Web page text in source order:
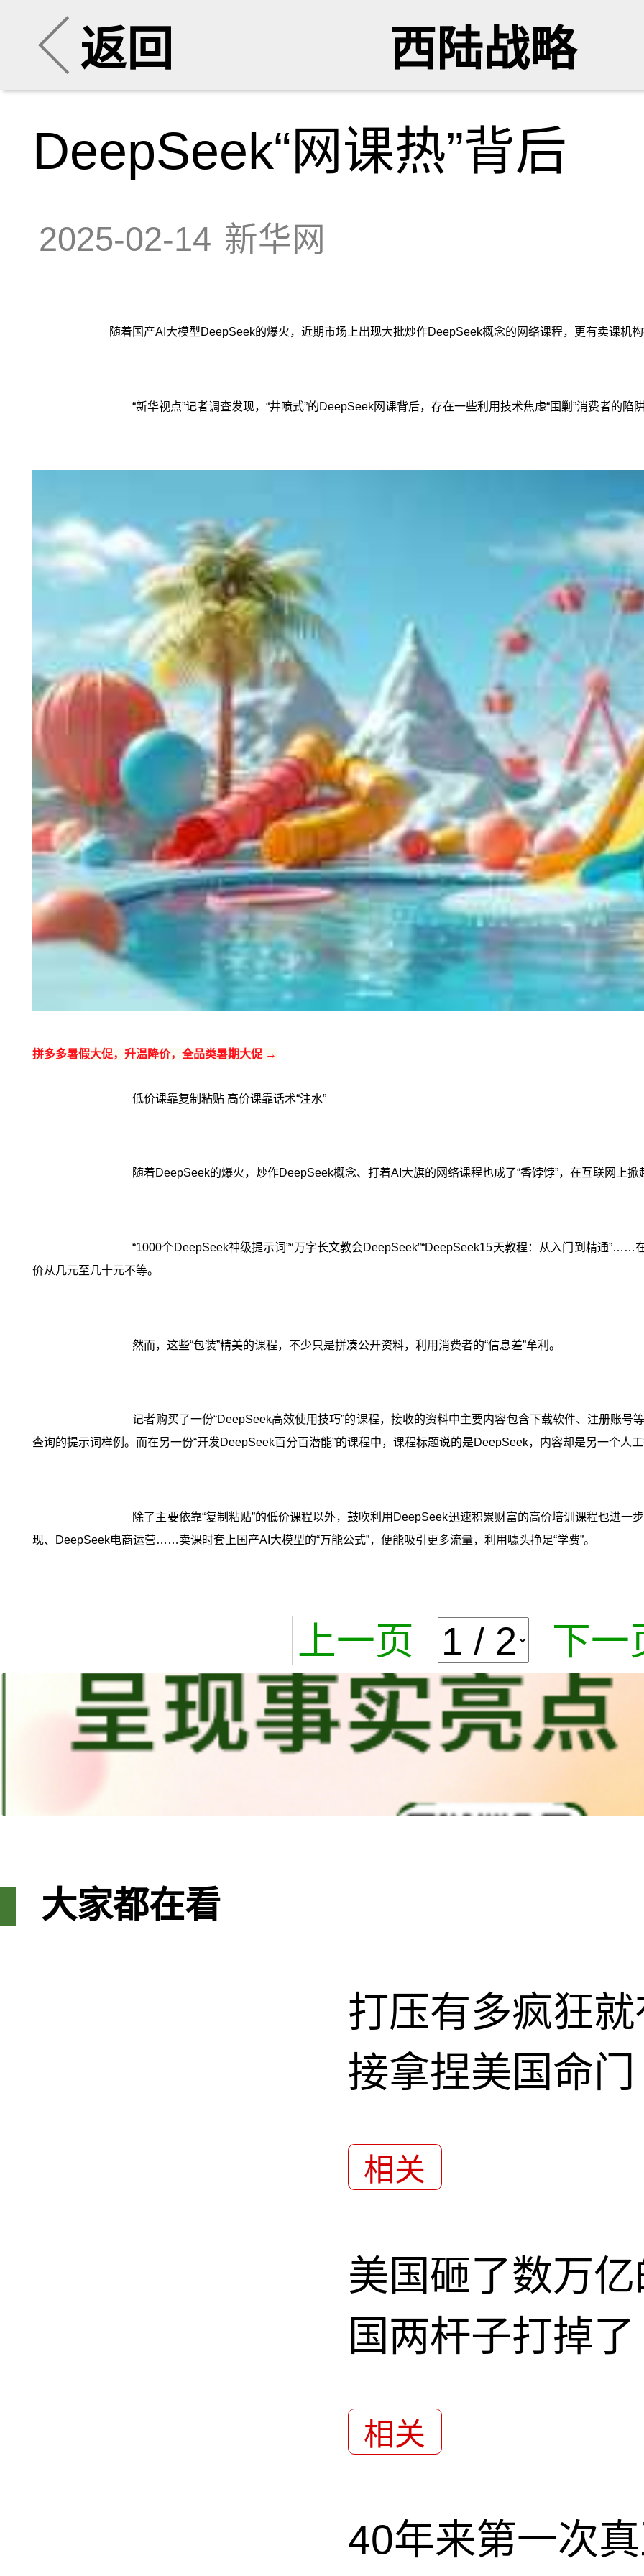
返回 西陆战略
DeepSeek“网课热”背后
2025-02-14 新华网
随着国产AI大模型DeepSeek的爆火，近期市场上出现大批炒作DeepSeek概念的网络课程，更有卖课机构
“新华视点”记者调查发现，“井喷式”的DeepSeek网课背后，存在一些利用技术焦虑“围剿”消费者的陷
拼多多暑假大促，升温降价，全品类暑期大促 →
低价课靠复制粘贴 高价课靠话术“注水”
随着DeepSeek的爆火，炒作DeepSeek概念、打着AI大旗的网络课程也成了“香饽饽”，在互联网上掀
“1000个DeepSeek神级提示词”“万字长文教会DeepSeek”“DeepSeek15天教程：从入门到精通”……
价从几元至几十元不等。
然而，这些“包装”精美的课程，不少只是拼凑公开资料，利用消费者的“信息差”牟利。
记者购买了一份“DeepSeek高效使用技巧”的课程，接收的资料中主要内容包含下载软件、注册账号
查询的提示词样例。而在另一份“开发DeepSeek百分百潜能”的课程中，课程标题说的是DeepSeek，内容却是另一个人
除了主要依靠“复制粘贴”的低价课程以外，鼓吹利用DeepSeek迅速积累财富的高价培训课程也进一
现、DeepSeek电商运营……卖课时套上国产AI大模型的“万能公式”，便能吸引更多流量，利用噱头挣足“学费”。
上一页 下一
大家都在看
打压有多疯狂
接拿捏美国命门
相关
美国砸了数万
国两杆子打掉了
相关
40年来第一次